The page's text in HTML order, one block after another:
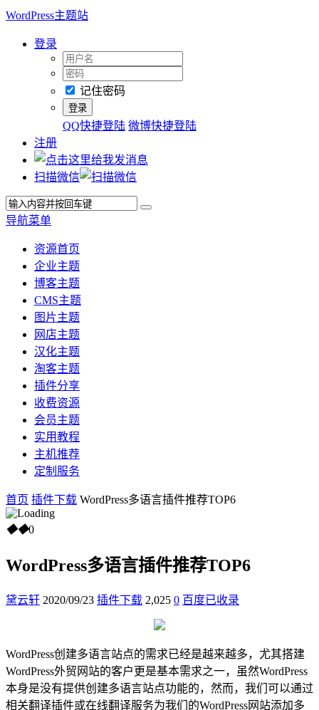
WordPress主题站
登录
记住密码
QQ快捷登陆 微博快捷登陆
注册
扫描微信
导航菜单
资源首页
企业主题
博客主题
CMS主题
图片主题
网店主题
汉化主题
淘客主题
插件分享
收费资源
会员主题
实用教程
主机推荐
定制服务
首页 插件下载 WordPress多语言插件推荐TOP6
◆◆0
WordPress多语言插件推荐TOP6
黛云轩 2020/09/23 插件下载 2,025 0 百度已收录
WordPress创建多语言站点的需求已经是越来越多，尤其搭建
WordPress外贸网站的客户更是基本需求之一，虽然WordPress
本身是没有提供创建多语言站点功能的，然而，我们可以通过
相关翻译插件或在线翻译服务为我们的WordPress网站添加多